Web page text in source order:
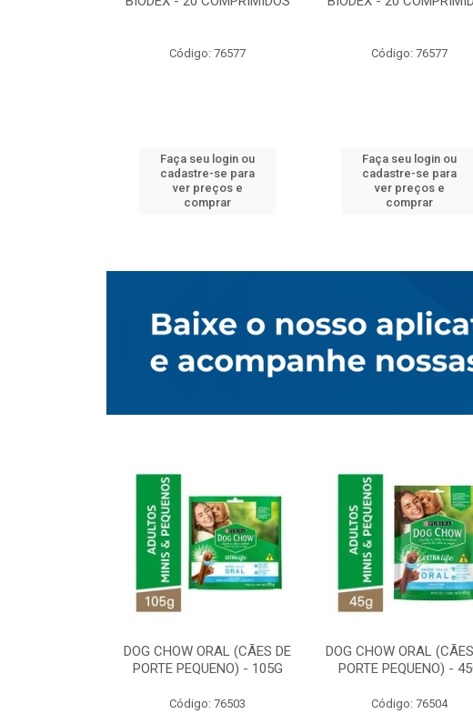
Código: 76577
Faça seu login ou
cadastre-se para
ver preços e
comprar
Código: 76577
Faça seu login ou
cadastre-se para
ver preços e
comprar
DOG CHOW ORAL (CÃES DE
PORTE PEQUENO) - 105G
Código: 76503
DOG CHOW ORAL
PORTE PEQUENO) -
Código: 76504